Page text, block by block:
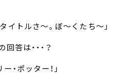
イトルさ～。ぼ～くたち～」
答は・・・？
・ポッター！」